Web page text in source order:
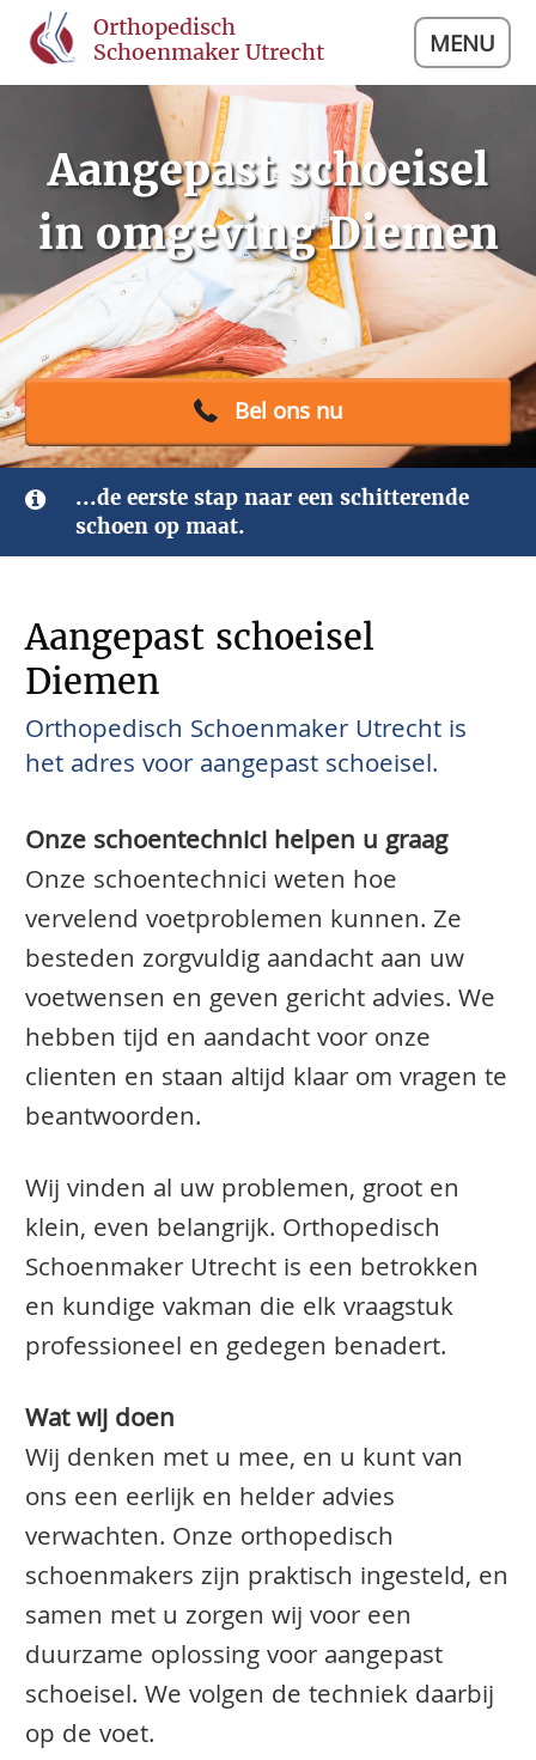
Orthopedisch
Schoenmaker Utrecht
MENU
Aangepast schoeisel
in omgeving Diemen
Bel ons nu
...de eerste stap naar een schitterende
schoen op maat.
Aangepast schoeisel
Diemen
Orthopedisch Schoenmaker Utrecht is
het adres voor aangepast schoeisel.
Onze schoentechnici helpen u graag
Onze schoentechnici weten hoe
vervelend voetproblemen kunnen. Ze
besteden zorgvuldig aandacht aan uw
voetwensen en geven gericht advies. We
hebben tijd en aandacht voor onze
clienten en staan altijd klaar om vragen te
beantwoorden.
Wij vinden al uw problemen, groot en
klein, even belangrijk. Orthopedisch
Schoenmaker Utrecht is een betrokken
en kundige vakman die elk vraagstuk
professioneel en gedegen benadert.
Wat wij doen
Wij denken met u mee, en u kunt van
ons een eerlijk en helder advies
verwachten. Onze orthopedisch
schoenmakers zijn praktisch ingesteld, en
samen met u zorgen wij voor een
duurzame oplossing voor aangepast
schoeisel. We volgen de techniek daarbij
op de voet.